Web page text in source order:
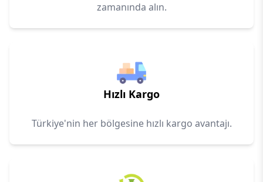
zamanında alın.
Hızlı Kargo
Türkiye'nin her bölgesine hızlı kargo avantajı.